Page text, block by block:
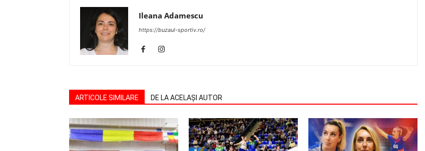
Ileana Adamescu
https://buzaul-sportiv.ro/
ARTICOLE SIMILARE DE LA ACELAȘI AUTOR